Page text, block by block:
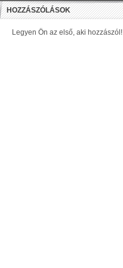
HOZZÁSZÓLÁSOK
Legyen Ön az első, aki hozzászól!